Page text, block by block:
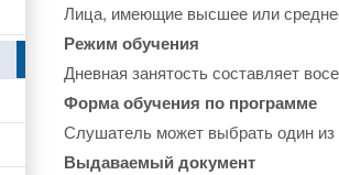
Лица, имеющие высшее или
Режим обучения
Дневная занятость составляет
Форма обучения по программе
Слушатель может выбрать один из
Выдаваемый документ